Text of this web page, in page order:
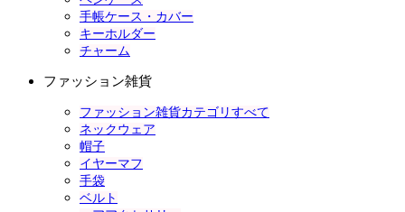
手帳ケース・カバー
キーホルダー
チャーム
ファッション雑貨
ファッション雑貨カテゴリすべて
ネックウェア
帽子
イヤーマフ
手袋
ベルト